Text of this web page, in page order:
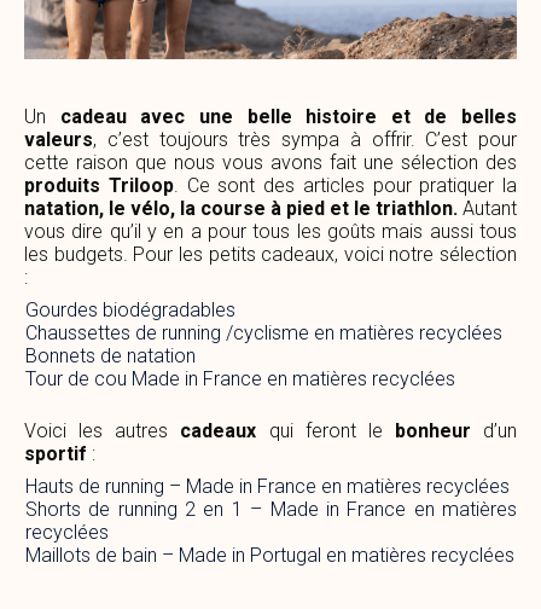
Un cadeau
avec une belle histoire et de belles
valeurs, c’est toujours très sympa à offrir. C’est pour
cette raison que nous vous avons fait une sélection des
produits Triloop. Ce sont des articles pour pratiquer la
natation, le vélo, la course à pied et le triathlon. Autant
vous dire qu’il y en a pour tous les goûts mais aussi tous
les budgets. Pour les petits cadeaux, voici notre sélection
:
Gourdes biodégradables
Chaussettes de running /cyclisme en matières recyclées
Bonnets de natation
Tour de cou Made in France en matières recyclées
Voici les autres cadeaux qui feront le bonheur d’un
sportif :
Hauts de running – Made in France en matières recyclées
Shorts de running 2 en 1 – Made in France en matières
recyclées
Maillots de bain – Made in Portugal en matières recyclées